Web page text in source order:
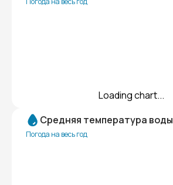
Loading chart...
Средняя температура воды
Погода на весь год